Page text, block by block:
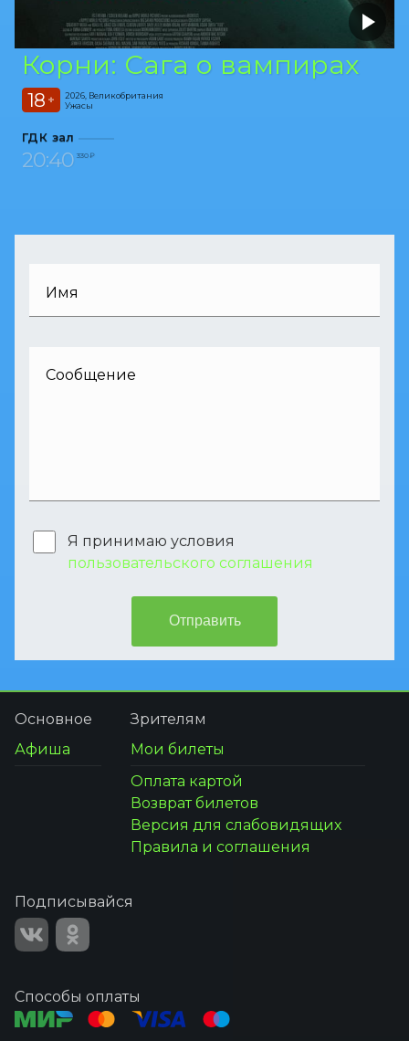
Корни: Сага о вампирах
18 +
2026, Великобритания
Ужасы
ГДК зал
20:40 330 ₽
Имя
Сообщение
Я принимаю условия
пользовательского соглашения
Отправить
Основное
Афиша
Зрителям
Мои билеты
Оплата картой
Возврат билетов
Версия для слабовидящих
Правила и соглашения
Подписывайся
Способы оплаты